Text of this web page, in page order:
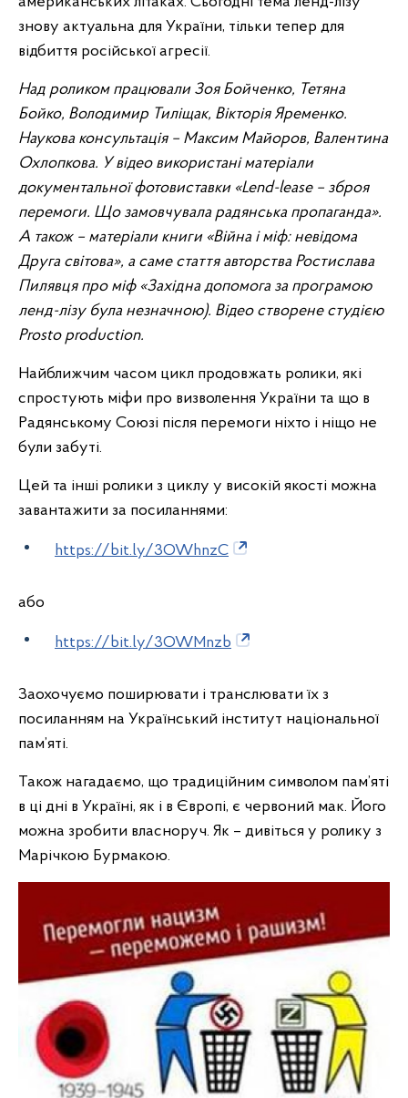
знову актуальна для України, тільки тепер для
відбиття російської агресії.
Над роликом працювали Зоя Бойченко, Тетяна
Бойко, Володимир Тиліщак, Вікторія Яременко.
Наукова консультація – Максим Майоров, Валентина
Охлопкова. У відео використані матеріали
документальної фотовиставки «Lend-lease – зброя
перемоги. Що замовчувала радянська пропаганда».
А також – матеріали книги «Війна і міф: невідома
Друга світова», а саме стаття авторства Ростислава
Пилявця про міф «Західна допомога за програмою
ленд-лізу була незначною). Відео створене студією
Prosto production.
Найближчим часом цикл продовжать ролики, які
спростують міфи про визволення України та що в
Радянському Союзі після перемоги ніхто і ніщо не
були забуті.
Цей та інші ролики з циклу у високій якості можна
завантажити за посиланнями:
https://bit.ly/3OWhnzC
або
https://bit.ly/3OWMnzb
Заохочуємо поширювати і транслювати їх з
посиланням на Український інститут національної
пам’яті.
Також нагадаємо, що традиційним символом пам’яті
в ці дні в Україні, як і в Європі, є червоний мак. Його
можна зробити власноруч. Як – дивіться у ролику з
Марічкою Бурмакою.